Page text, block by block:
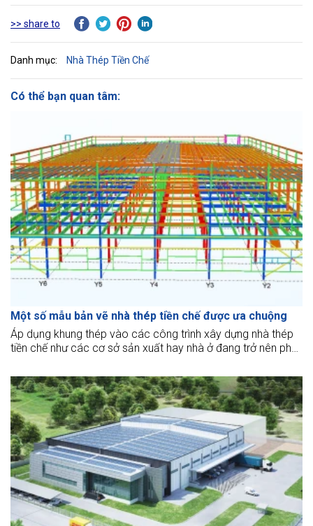
>> share to
Danh mục: Nhà Thép Tiền Chế
Có thể bạn quan tâm:
Một số mẫu bản vẽ nhà thép tiền chế được ưa chuộng
Áp dụng khung thép vào các công trình xây dựng nhà thép
tiền chế như các cơ sở sản xuất hay nhà ở đang trở nên phổ
nhà xưởng phổ biến.